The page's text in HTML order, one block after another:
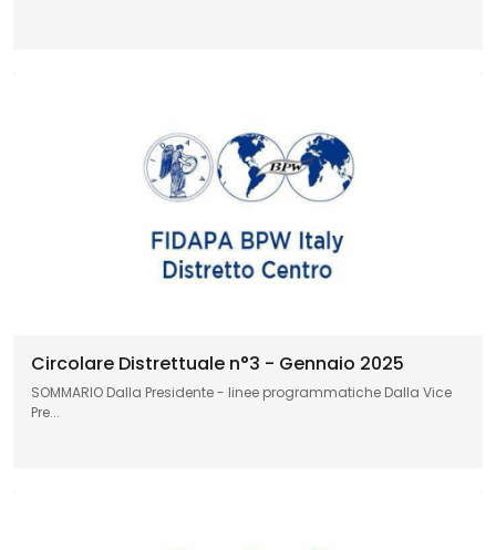
Circolare Distrettuale n°3 - Gennaio 2025
SOMMARIO Dalla Presidente - linee programmatiche Dalla Vice
Pre...